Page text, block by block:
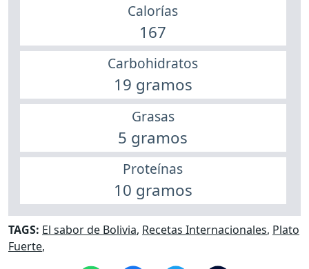
Calorías
167
Carbohidratos
19 gramos
Grasas
5 gramos
Proteínas
10 gramos
TAGS: El sabor de Bolivia, Recetas Internacionales, Plato
Fuerte,